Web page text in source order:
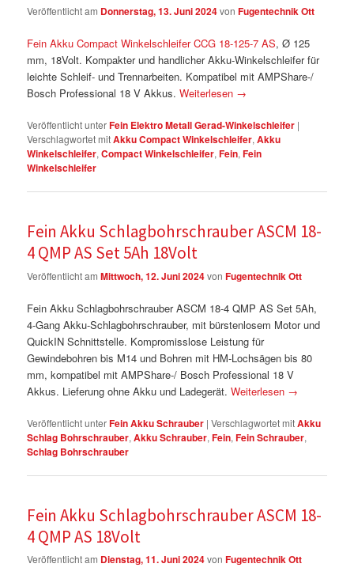
Veröffentlicht am Donnerstag, 13. Juni 2024vonFugentechnik Ott
Fein Akku Compact Winkelschleifer CCG 18-125-7 AS, Ø 125
mm, 18Volt. Kompakter und handlicher Akku-Winkelschleifer für
leichte Schleif- und Trennarbeiten. Kompatibel mit AMPShare-/
Bosch Professional 18 V Akkus.Weiterlesen →
Veröffentlicht unterFein Elektro Metall Gerad-Winkelschleifer |
Verschlagwortet mitAkku Compact Winkelschleifer,Akku
Winkelschleifer,Compact Winkelschleifer,Fein,Fein
Winkelschleifer
Fein Akku Schlagbohrschrauber ASCM 18-
4 QMP AS Set 5Ah 18Volt
Veröffentlicht amMittwoch, 12. Juni 2024vonFugentechnik Ott
Fein Akku Schlagbohrschrauber ASCM 18-4 QMP AS Set 5Ah,
4-Gang Akku-Schlagbohrschrauber, mit bürstenlosem Motor und
QuickIN Schnittstelle. Kompromisslose Leistung für
Gewindebohren bis M14 und Bohren mit HM-Lochsägen bis 80
mm, kompatibel mit AMPShare-/ Bosch Professional 18 V
Akkus. Lieferung ohne Akku und Ladegerät.Weiterlesen →
Veröffentlicht unterFein Akku Schrauber |Verschlagwortet mitAkku
Schlag Bohrschrauber,Akku Schrauber,Fein,Fein Schrauber,
Schlag Bohrschrauber
Fein Akku Schlagbohrschrauber ASCM 18-
4 QMP AS 18Volt
Veröffentlicht am Dienstag, 11. Juni 2024vonFugentechnik Ott